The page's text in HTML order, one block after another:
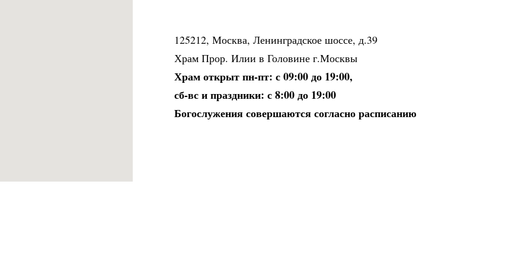
125212, Москва, Ленинградское шоссе, д.39
Храм Прор. Илии в Головине г.Москвы
Храм открыт пн-пт: с 09:00 до 19:00,
сб-вс и праздники: с 8:00 до 19:00
Богослужения совершаются согласно расписанию